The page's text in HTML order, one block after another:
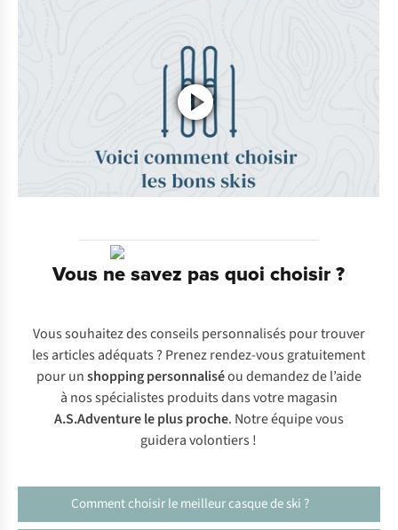
Vous ne savez pas quoi choisir ?
Vous souhaitez des conseils personnalisés pour trouver
les articles adéquats ? Prenez rendez-vous gratuitement
pour unshopping personnaliséou demandez de l’aide
à nos spécialistes produits dans votre magasin
A.S.Adventure le plus proche. Notre équipe vous
guidera volontiers !
Comment choisir le meilleur casque de ski ?